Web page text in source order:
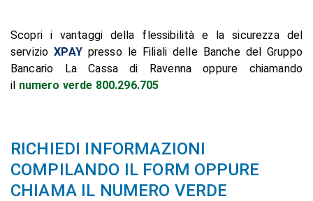
Scopri i vantaggi della flessibilità e la sicurezza del
servizioXPAYpresso le Filiali delle Banche del Gruppo
Bancario La Cassa di Ravenna oppure chiamando
il numero verde 800.296.705
RICHIEDI INFORMAZIONI
COMPILANDO IL FORM OPPURE
CHIAMA IL NUMERO VERDE